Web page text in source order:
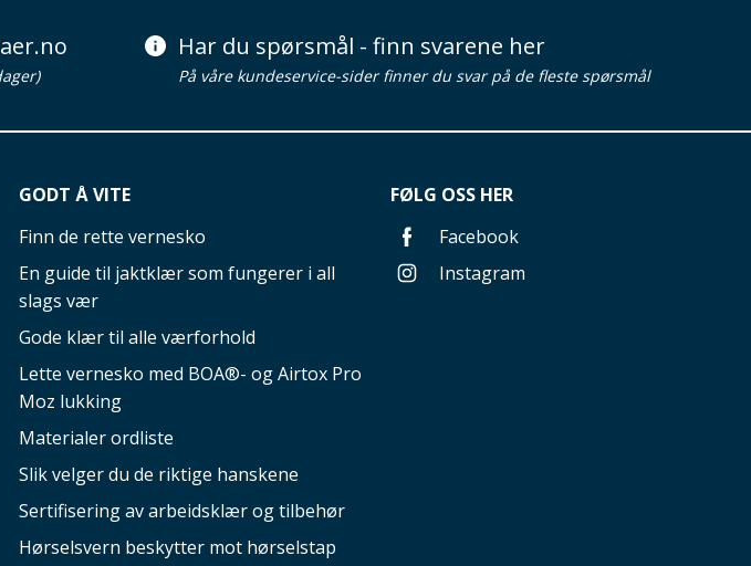
Har du spørsmål - finn svarene her
På våre kundeservice-sider finner du svar på de fleste spørsmål
GODT Å VITE
Finn de rette vernesko
En guide til jaktklær som fungerer i all
slags vær
Gode klær til alle værforhold
Lette vernesko med BOA®- og Airtox Pro
Moz lukking
Materialer ordliste
Slik velger du de riktige hanskene
Sertifisering av arbeidsklær og tilbehør
Hørselsvern beskytter mot hørselstap
FØLG OSS HER
Facebook
Instagram